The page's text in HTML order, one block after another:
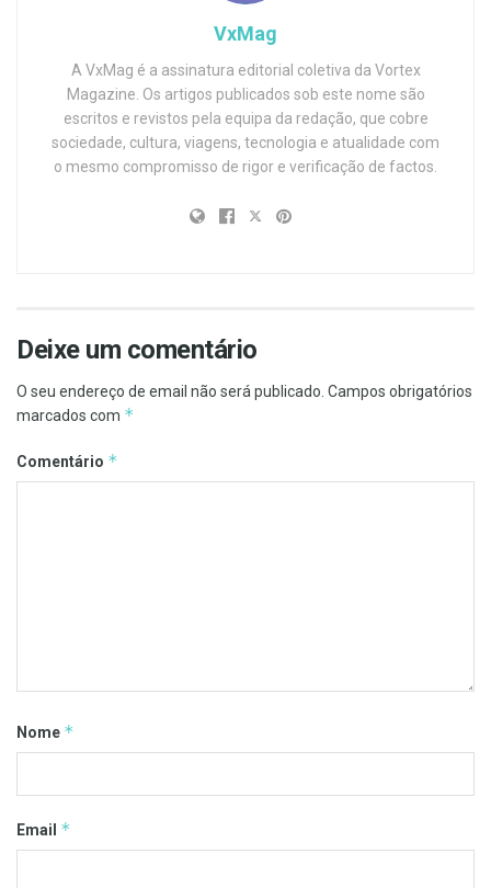
VxMag
A VxMag é a assinatura editorial coletiva da Vortex
Magazine. Os artigos publicados sob este nome são
escritos e revistos pela equipa da redação, que cobre
sociedade, cultura, viagens, tecnologia e atualidade com
o mesmo compromisso de rigor e verificação de factos.
Deixe um comentário
O seu endereço de email não será publicado. Campos obrigatórios
marcados com *
Comentário *
Nome *
Email *